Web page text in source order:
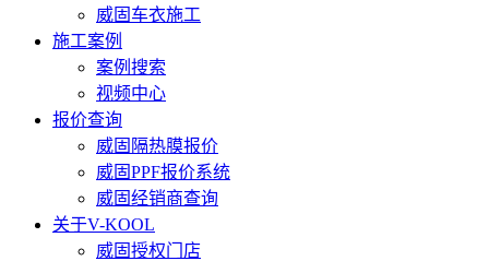
威固车衣施工
施工案例
案例搜索
视频中心
报价查询
威固隔热膜报价
威固PPF报价系统
威固经销商查询
关于V-KOOL
威固授权门店